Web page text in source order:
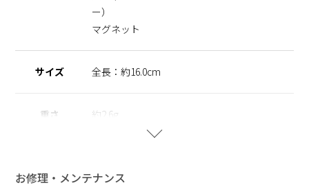
の方でも安心してご使用いただけます。
ギーを防ぐために、 ニッケルをほぼ含まずに作られた素材を
雨粒が静かに落ちる瞬間や、光をまとってきらめく情景をイメ
ージしたデザインが、繊細な輝きを生み出します。
ー）
マグネット
サイズ 全長：約16.0cm
重さ 約2.6g
お修理・メンテナンス